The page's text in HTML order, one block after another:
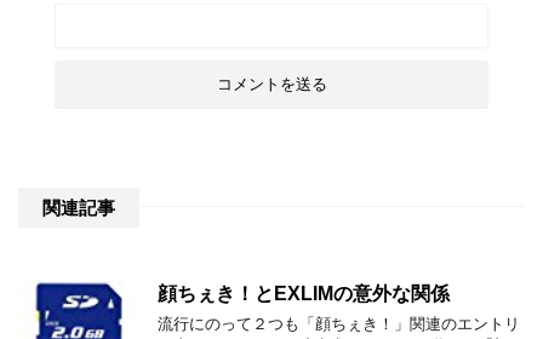
関連記事
顔ちぇき！とEXLIMの意外な関係
流行にのって２つも「顔ちぇき！」関連のエントリ